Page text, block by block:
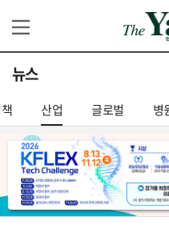
뉴스
산업 글로벌 병